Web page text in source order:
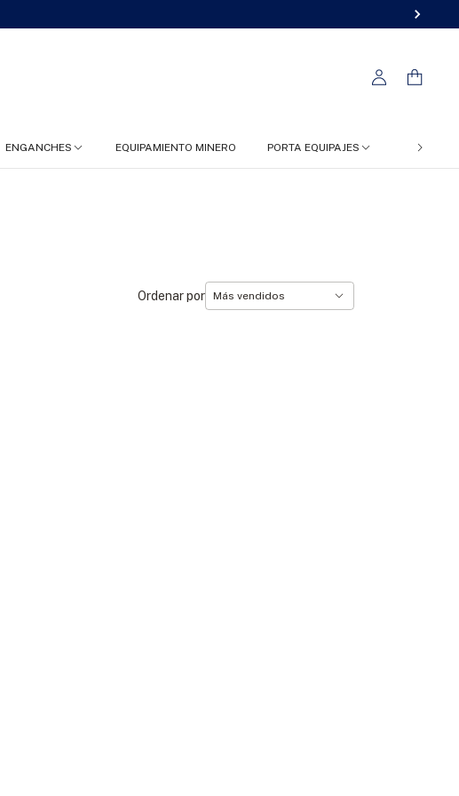
ENGANCHES EQUIPAMIENTO MINERO PORTA EQUIPAJES FC 4X4
Ordenar por